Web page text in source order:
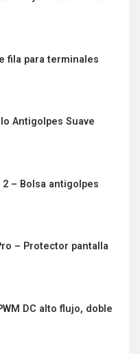
fila para terminales
Antigolpes Suave
2 – Bolsa antigolpes
– Protector pantalla
DC alto flujo, doble